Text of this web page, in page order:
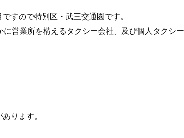
すので特別区・武三交通圏です。
営業所を構えるタクシー会社、及び個人タクシー
ります。